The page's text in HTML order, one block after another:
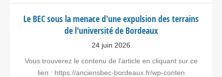
Le BEC sous la menace d'une expulsion des terrains
de l'université de Bordeaux
24 juin 2026
Vous trouverez le contenu de l'article en cliquant sur ce
lien : https://anciensbec-bordeaux.fr/wp-conten